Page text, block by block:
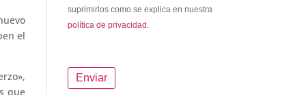
el
que
suprimirlos como se explica en nuestra
política de privacidad.